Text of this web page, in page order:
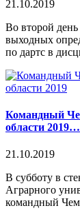
21.10.2019
Во второй день
выходных
по дартс в
Командный
области 2019…
21.10.2019
В субботу в
Аграрного
командный